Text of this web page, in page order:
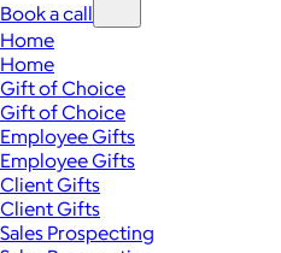
Book a call
Home
Home
Gift of Choice
Gift of Choice
Employee Gifts
Employee Gifts
Client Gifts
Client Gifts
Sales Prospecting